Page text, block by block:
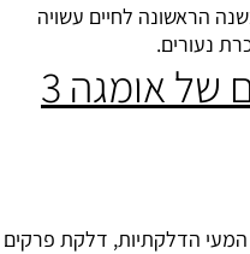
הראשונה לחיים עשויה
נעורים.
של אומגה 3
הדלקתיות, דלקת פרקים